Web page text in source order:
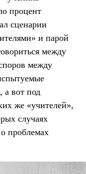
процент
сценарии
и парой
между
между
а вот под
же «учителей»,
случаях
проблемах